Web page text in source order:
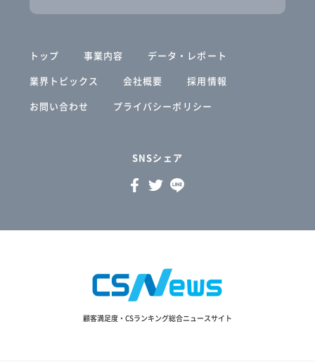
トップ 事業内容
データ・レポート
業界トピックス
会社概要
採用情報
お問い合わせ
プライバシーポリシー
SNSシェア
顧客満足度・CSランキング総合ニュースサイト